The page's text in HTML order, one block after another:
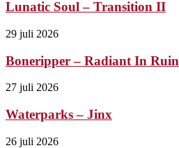
Lunatic Soul – Transition II
29 juli 2026
Boneripper – Radiant In Ruin
27 juli 2026
Waterparks – Jinx
26 juli 2026